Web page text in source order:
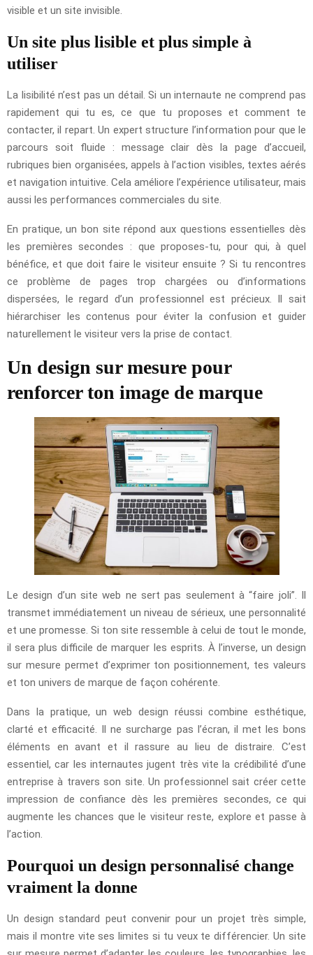
visible et un site invisible.
Un site plus lisible et plus simple à
utiliser
La lisibilité n’est pas un détail. Si un internaute ne comprend pas
rapidement qui tu es, ce que tu proposes et comment te
contacter, il repart. Un expert structure l’information pour que le
parcours soit fluide : message clair dès la page d’accueil,
rubriques bien organisées, appels à l’action visibles, textes aérés
et navigation intuitive. Cela améliore l’expérience utilisateur, mais
aussi les performances commerciales du site.
En pratique, un bon site répond aux questions essentielles dès
les premières secondes : que proposes-tu, pour qui, à quel
bénéfice, et que doit faire le visiteur ensuite ? Si tu rencontres
ce problème de pages trop chargées ou d’informations
dispersées, le regard d’un professionnel est précieux. Il sait
hiérarchiser les contenus pour éviter la confusion et guider
naturellement le visiteur vers la prise de contact.
Un design sur mesure pour
renforcer ton image de marque
Le design d’un site web ne sert pas seulement à “faire joli”. Il
transmet immédiatement un niveau de sérieux, une personnalité
et une promesse. Si ton site ressemble à celui de tout le monde,
il sera plus difficile de marquer les esprits. À l’inverse, un design
sur mesure permet d’exprimer ton positionnement, tes valeurs
et ton univers de marque de façon cohérente.
Dans la pratique, un web design réussi combine esthétique,
clarté et efficacité. Il ne surcharge pas l’écran, il met les bons
éléments en avant et il rassure au lieu de distraire. C’est
essentiel, car les internautes jugent très vite la crédibilité d’une
entreprise à travers son site. Un professionnel sait créer cette
impression de confiance dès les premières secondes, ce qui
augmente les chances que le visiteur reste, explore et passe à
l’action.
Pourquoi un design personnalisé change
vraiment la donne
Un design standard peut convenir pour un projet très simple,
mais il montre vite ses limites si tu veux te différencier. Un site